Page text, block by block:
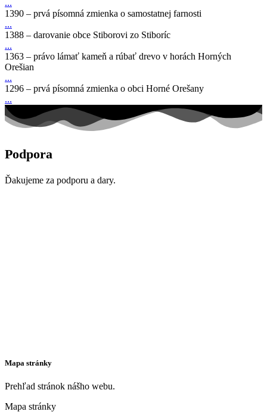
...
1390 – prvá písomná zmienka o samostatnej farnosti
...
1388 – darovanie obce Stiborovi zo Stiboríc
...
1363 – právo lámať kameň a rúbať drevo v horách Horných
Orešian
...
1296 – prvá písomná zmienka o obci Horné Orešany
...
Podpora
Ďakujeme za podporu a dary.
Mapa stránky
Prehľad stránok nášho webu.
Mapa stránky